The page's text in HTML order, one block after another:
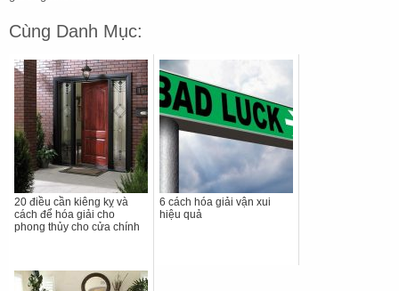
Cùng Danh Mục:
20 điều cần kiêng kỵ và
cách để hóa giải cho
phong thủy cho cửa chính
6 cách hóa giải vận xui
hiệu quả